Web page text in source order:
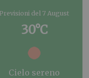
Previsioni del 7 August
30°C
cielo sereno